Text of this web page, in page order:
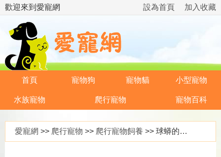
歡迎來到愛寵網 加入收藏
設為首頁
首頁 寵物狗 寵物貓 小型寵物
水族寵物 爬行寵物 寵物百科
愛寵網 >> 爬行寵物 >> 爬行寵物飼養 >> 球蟒的飼養環境是怎樣的？